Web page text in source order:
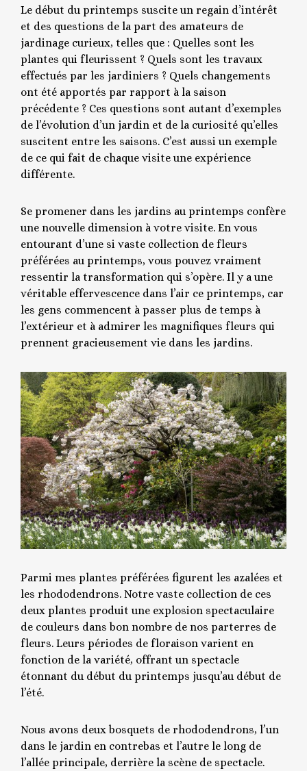
Le début du printemps suscite un regain d’intérêt
et des questions de la part des amateurs de
jardinage curieux, telles que : Quelles sont les
plantes qui fleurissent ? Quels sont les travaux
effectués par les jardiniers ? Quels changements
ont été apportés par rapport à la saison
précédente ? Ces questions sont autant d’exemples
de l’évolution d’un jardin et de la curiosité qu’elles
suscitent entre les saisons. C’est aussi un exemple
de ce qui fait de chaque visite une expérience
différente.
Se promener dans les jardins au printemps confère
une nouvelle dimension à votre visite. En vous
entourant d’une si vaste collection de fleurs
préférées au printemps, vous pouvez vraiment
ressentir la transformation qui s’opère. Il y a une
véritable effervescence dans l’air ce printemps, car
les gens commencent à passer plus de temps à
l’extérieur et à admirer les magnifiques fleurs qui
prennent gracieusement vie dans les jardins.
Parmi mes plantes préférées figurent les azalées et
les rhododendrons. Notre vaste collection de ces
deux plantes produit une explosion spectaculaire
de couleurs dans bon nombre de nos parterres de
fleurs. Leurs périodes de floraison varient en
fonction de la variété, offrant un spectacle
étonnant du début du printemps jusqu’au début de
l’été.
Nous avons deux bosquets de rhododendrons, l’un
dans le jardin en contrebas et l’autre le long de
l’allée principale, derrière la scène de spectacle.